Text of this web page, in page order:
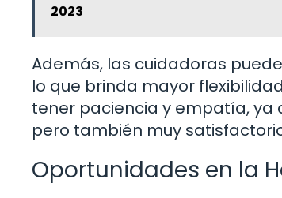
2023
Además, las cuidadoras
lo que brinda mayor
tener paciencia y empatía,
pero también muy
Oportunidades en la